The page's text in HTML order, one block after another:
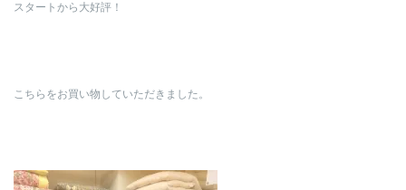
スタートから大好評！
こちらをお買い物していただきました。